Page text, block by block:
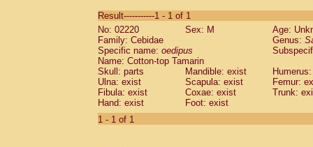
CebidaeSaguinus labiatus(0)
Cebidae Saguinus leucopus (0)
Cebidae
CebidaeSaguinus mystax
Cebidae Saguinus nigricollis (0)
Cebidae Saguinus oedipus
Cebidae Saguinus weddelli
Cebidae Saguinusspp.
Cebidae
Result-----------1 - 1 of 1
No: 02220
Sex: M
Age:
Family: Cebidae
Genus:
Specific name: oedipus
Name: Cotton-top Tamarin
Skull: parts
Mandible: exist
Ulna: exist
Scapula: exist
Femur:
Fibula: exist
Coxae: exist
Trunk:
Hand: exist
Foot: exist
1 - 1 of 1